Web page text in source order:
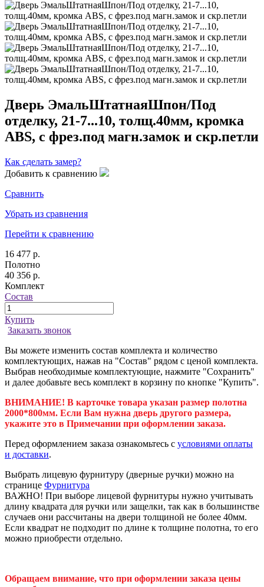
Дверь ЭмальШтатнаяШпон/Под
отделку, 21-7...10, толщ.40мм, кромка
ABS, с фрез.под магн.замок и скр.петли
Как сделать замер?
Добавить к сравнению
Сравнить
Убрать из сравнения
Перейти к сравнению
16 477 р.
Полотно
40 356 р.
Комплект
Состав
Купить
Заказать звонок
Вы можете изменить состав комплекта и количество
комплектующих, нажав на "Состав" рядом с ценой комплекта.
Выбрав необходимые комплектующие, нажмите "Сохранить"
и далее добавьте весь комплект в корзину по кнопке "Купить".
ВНИМАНИЕ! В карточке товара указан размер полотна
2000*800мм. Если Вам нужна дверь другого размера,
укажите это в Примечании при оформлении заказа.
Перед оформлением заказа ознакомьтесь с условиями оплаты
и доставки.
Выбрать лицевую фурнитуру (дверные ручки) можно на
странице Фурнитура
ВАЖНО! При выборе лицевой фурнитуры нужно учитывать
длину квадрата для ручки или защелки, так как в большинстве
случаев они рассчитаны на двери толщиной не более 40мм.
Если квадрат не подходит по длине к толщине полотна, то его
можно приобрести отдельно.
Обращаем внимание, что при оформлении заказа цены